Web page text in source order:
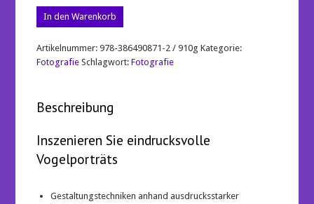
Faszination
Vogelporträts
durch
In den Warenkorb
Artikelnummer:978-386490871-2 / 910g Kategorie:
Fotografie Schlagwort:Fotografie
Beschreibung
Inszenieren Sie eindrucksvolle
Vogelporträts
Gestaltungstechniken anhand ausdrucksstarker